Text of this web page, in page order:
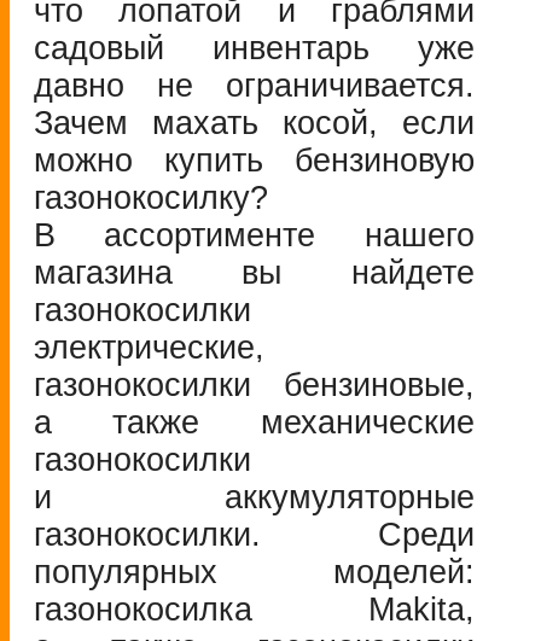
что лопатой и граблями
садовый инвентарь уже
давно не ограничивается.
Зачем махать косой, если
можно купить бензиновую
газонокосилку?
В ассортименте нашего
магазина вы найдете
газонокосилки
электрические,
газонокосилки бензиновые,
а также механические
газонокосилки
и аккумуляторные
газонокосилки. Среди
популярных моделей:
газонокосилка Makita,